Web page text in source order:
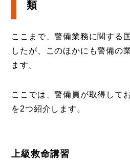
類
ここまで、警備業務に関する
したが、このほかにも警備の
ます。
ここでは、警備員が取得して
を2つ紹介します。
上級救命講習